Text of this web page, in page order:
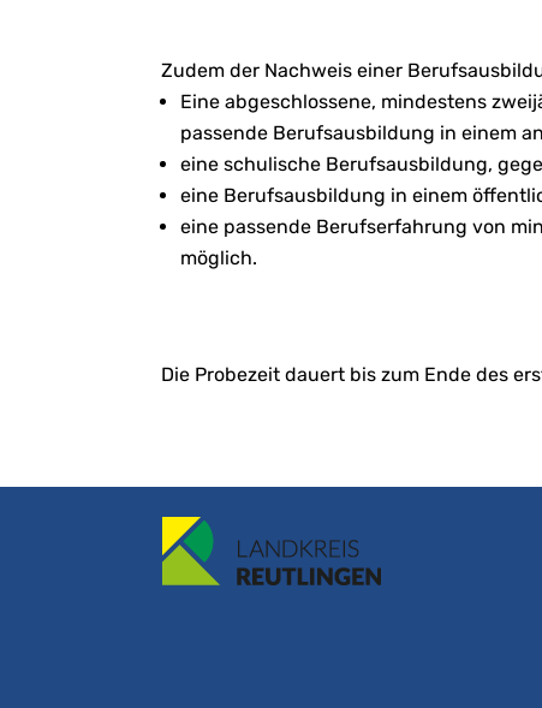
Zudem der Nachweis einer
Eine abgeschlossene, mindestens
passende Berufsausbildung in einem
eine schulische Berufsausbildung,
eine Berufsausbildung in einem
eine passende Berufserfahrung von
möglich.
Die Probezeit dauert bis zum Ende des